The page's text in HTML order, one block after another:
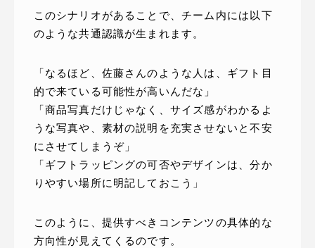
このシナリオがあることで、チーム内には以下
のような共通認識が生まれます。
「なるほど、佐藤さんのような人は、ギフト目
的で来ている可能性が高いんだな」
「商品写真だけじゃなく、サイズ感がわかるよ
うな写真や、素材の説明を充実させないと不安
にさせてしまうぞ」
「ギフトラッピングの可否やデザインは、分か
りやすい場所に明記しておこう」
このように、提供すべきコンテンツの具体的な
方向性が見えてくるのです。